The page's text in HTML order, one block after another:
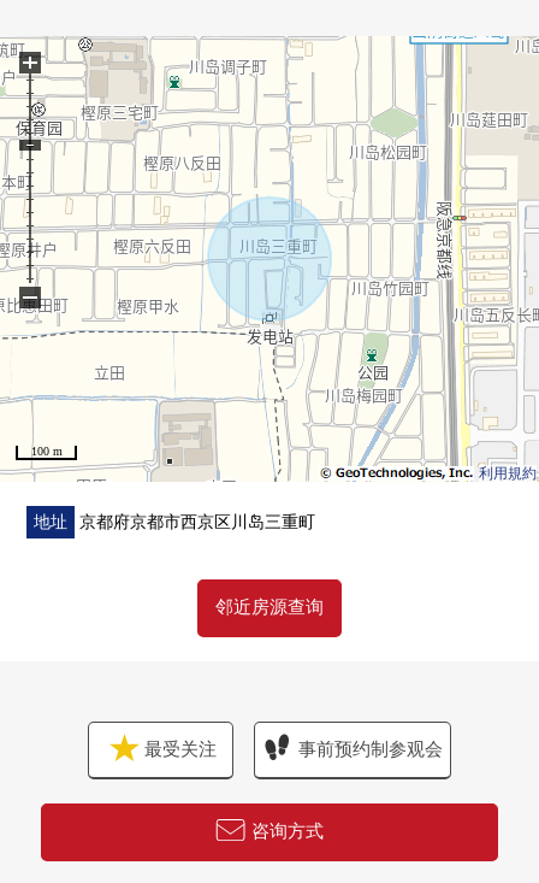
利用規約
100 m
+
−
地址 京都府京都市西京区川岛三重町
邻近房源查询
最受关注 事前预约制参观会
咨询方式